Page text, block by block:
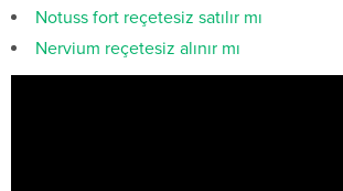
Notuss fort reçetesiz satılır mı
Nervium reçetesiz alınır mı